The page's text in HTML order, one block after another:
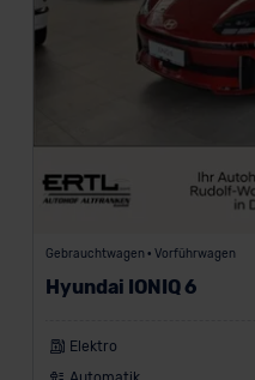
Gebrauchtwagen • Vorführwagen
Hyundai IONIQ 6
Elektro